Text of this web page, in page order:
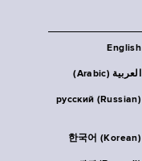
English
العربية (Arabic)
русский (Russian)
한국어 (Korean)